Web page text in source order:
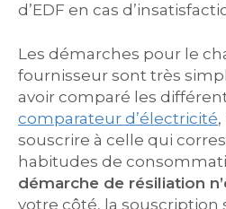
d’EDF en cas
Les démarches pour le
fournisseur sont très
avoir comparé les
comparateur d’électricité
souscrire à celle qui
habitudes de
démarche de résiliation
votre côté, la souscription